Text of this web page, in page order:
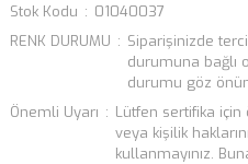
Stok Kodu
01040037
RENK DURUMU
Siparişinizde
durumuna bağlı
durumu göz
Önemli Uyarı
Lütfen sertifika için
veya kişilik
kullanmayınız.